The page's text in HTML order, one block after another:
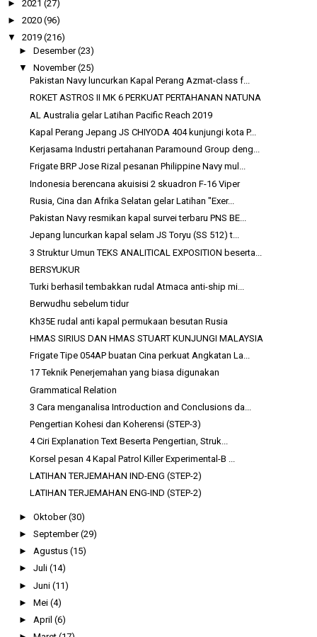
► 2021 (27)
► 2020 (96)
▼ 2019 (216)
► Desember(23)
▼ November(25)
Pakistan Navy luncurkan Kapal Perang Azmat-class f...
ROKET ASTROS II MK 6 PERKUAT PERTAHANAN NATUNA
AL Australia gelar Latihan Pacific Reach 2019
Kapal Perang Jepang JS CHIYODA 404 kunjungi kota P...
Kerjasama Industri pertahanan Paramound Group deng...
Frigate BRP Jose Rizal pesanan Philippine Navy mul...
Indonesia berencana akuisisi 2 skuadron F-16 Viper
Rusia, Cina dan Afrika Selatan gelar Latihan "Exer...
Pakistan Navy resmikan kapal survei terbaru PNS BE...
Jepang luncurkan kapal selam JS Toryu (SS 512) t...
3 Struktur Umun TEKS ANALITICAL EXPOSITION beserta...
BERSYUKUR
Turki berhasil tembakkan rudal Atmaca anti-ship mi...
Berwudhu sebelum tidur
Kh35E rudal anti kapal permukaan besutan Rusia
HMAS SIRIUS DAN HMAS STUART KUNJUNGI MALAYSIA
Frigate Tipe 054AP buatan Cina perkuat Angkatan La...
17 Teknik Penerjemahan yang biasa digunakan
Grammatical Relation
3 Cara menganalisa Introduction and Conclusions da...
Pengertian Kohesi dan Koherensi (STEP-3)
4 Ciri Explanation Text Beserta Pengertian, Struk...
Korsel pesan 4 Kapal Patrol Killer Experimental-B ...
LATIHAN TERJEMAHAN IND-ENG (STEP-2)
LATIHAN TERJEMAHAN ENG-IND (STEP-2)
► Oktober(30)
► September(29)
► Agustus (15)
► Juli (14)
► Juni (11)
► Mei (4)
► April (6)